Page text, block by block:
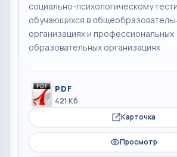
социально-психологическому
обучающихся в
организациях и профессиональных
образовательных организациях
PDF
421 Кб
Карточка
Просмотр